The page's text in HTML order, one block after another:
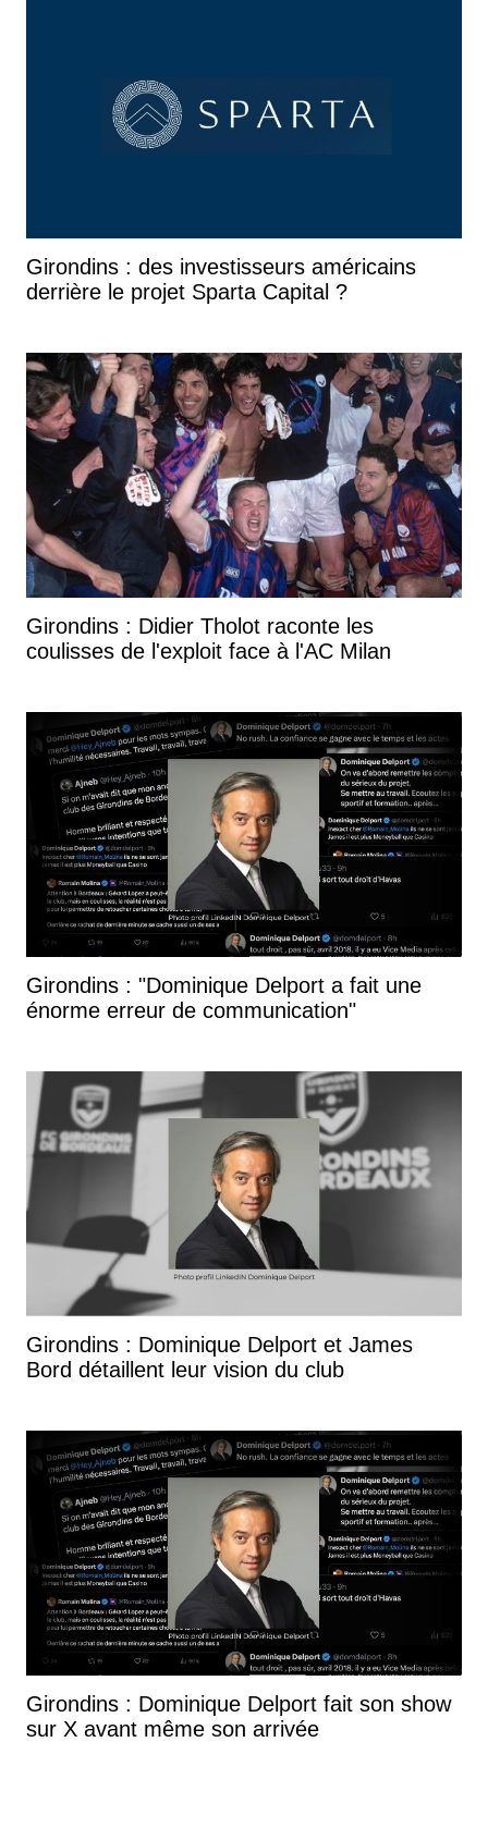
Girondins : des investisseurs américains
derrière le projet Sparta Capital ?
Girondins : Didier Tholot raconte les
coulisses de l'exploit face à l'AC Milan
Girondins : "Dominique Delport a fait une
énorme erreur de communication"
Girondins : Dominique Delport et James
Bord détaillent leur vision du club
Girondins : Dominique Delport fait son show
sur X avant même son arrivée